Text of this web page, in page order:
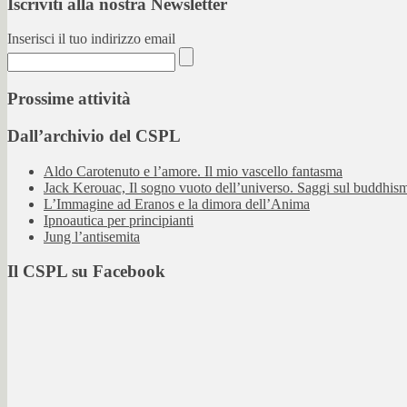
Iscriviti alla nostra Newsletter
Inserisci il tuo indirizzo email
Prossime attività
Dall’archivio del CSPL
Aldo Carotenuto e l’amore. Il mio vascello fantasma
Jack Kerouac, Il sogno vuoto dell’universo. Saggi sul
L’Immagine ad Eranos e la dimora dell’Anima
Ipnoautica per principianti
Jung l’antisemita
Il CSPL su Facebook